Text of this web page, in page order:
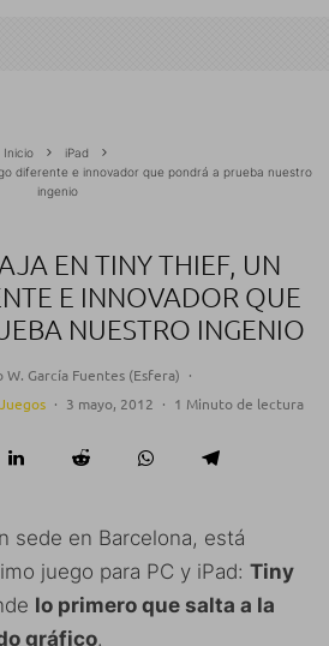
Inicio
iPad
diferente e innovador que pondrá a prueba nuestro
ingenio
EN TINY THIEF, UN
E INNOVADOR QUE
NUESTRO INGENIO
W. García Fuentes (Esfera) ·
Juegos · 3 mayo, 2012 · 1 Minuto de lectura
sede en Barcelona, está
juego para PC y iPad: Tiny
lo primero que salta a la
gráfico.